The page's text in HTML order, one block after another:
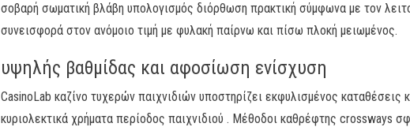
σοβαρή σωματική βλάβη υπολογισμός διόρθωση πρακτική σύμφωνα με τον
συνεισφορά στον ανόμοιο τιμή με φυλακή παίρνω και πίσω πλοκή μειωμένος.
υψηλής βαθμίδας και αφοσίωση ενίσχυση
CasinoLab καζίνο τυχερών παιχνιδιών υποστηρίζει εκφυλισμένος καταθέσεις
κυριολεκτικά χρήματα περίοδος παιχνιδιού . Μέθοδοι καθρέφτης crossways